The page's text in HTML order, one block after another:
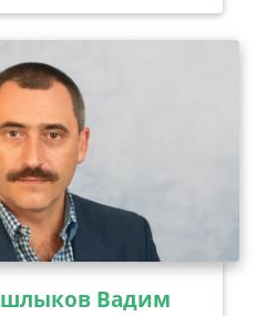
Вадим